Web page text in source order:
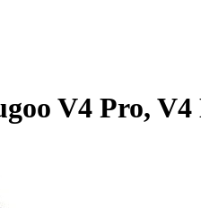
V4 Pro, V4